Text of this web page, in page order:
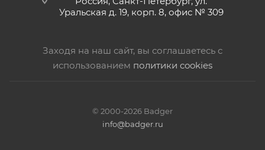
Уральская д. 19, корп. 8, офис № 309
Заходя на наш сайт, вы соглашаетесь с
использованием политики cookies
© 2000-2026 Badger
info@badger.ru